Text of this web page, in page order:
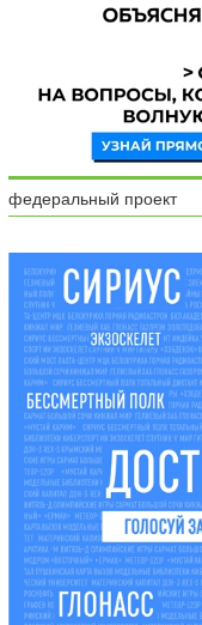
федеральный проект